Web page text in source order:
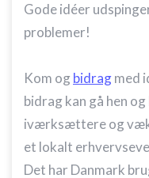
Gode idéer
problemer!
Kom og bidragmed
bidrag kan gå hen
iværksættere og
et lokalt
Det har Danmark